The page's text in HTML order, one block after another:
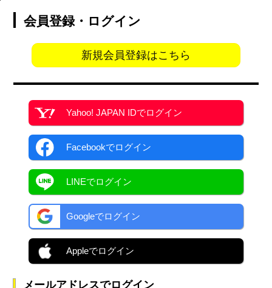
会員登録・ログイン
新規会員登録はこちら
Yahoo! JAPAN IDでログイン
Facebookでログイン
LINEでログイン
Googleでログイン
Appleでログイン
メールアドレスでログイン